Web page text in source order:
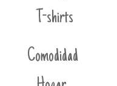
T-shirts
Comodidad